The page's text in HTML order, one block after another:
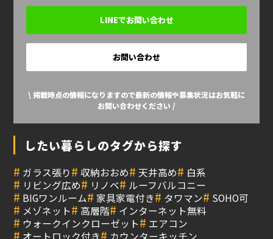
LINEでお問い合わせ
お問い合わせ
\ 掲載時点の情報になりますので最新の情報や募集状況はお気軽に
お問い合わせください /
したい暮らしのタグから探す
# ガラス張り# 収納おおめ# 天井高め# 白系
# リビング広め# リノベ# ルーフバルコニー
# BIGワンルーム# 家具家電付き# タワマン# SOHO可
# メゾネット# 高層階# インターネット無料
# ウォークインクローゼット# エアコン
# #